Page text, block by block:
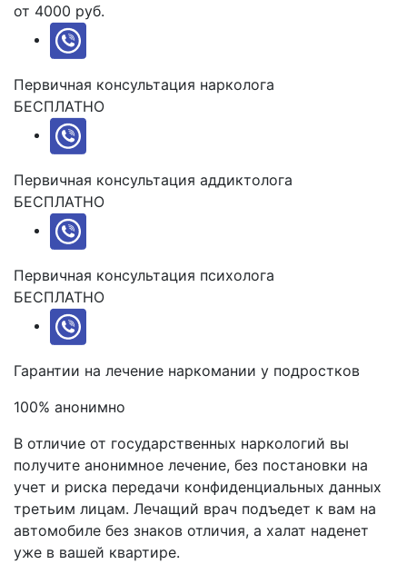
от 4000 руб.
Первичная консультация нарколога
БЕСПЛАТНО
Первичная консультация аддиктолога
БЕСПЛАТНО
Первичная консультация психолога
БЕСПЛАТНО
Гарантии на лечение наркомании у подростков
100% анонимно
В отличие от государственных наркологий вы
получите анонимное лечение, без постановки на
учет и риска передачи конфиденциальных данных
третьим лицам. Лечащий врач подъедет к вам на
автомобиле без знаков отличия, а халат наденет
уже в вашей квартире.